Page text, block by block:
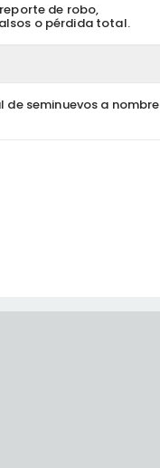
de robo,
o pérdida total.
seminuevos a nombre